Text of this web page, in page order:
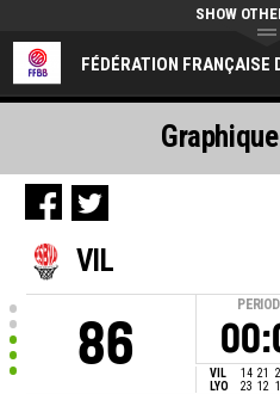
FÉDÉRATION FRANÇAISE
SHOW
VIL
86 VIL 14 21
LYO
23 12